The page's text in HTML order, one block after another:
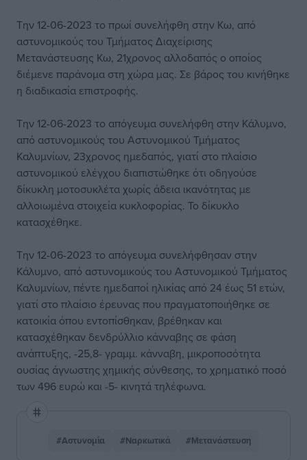
Την 12-06-2023 το πρωί συνελήφθη στην Κω, από
αστυνομικούς του Τμήματος Διαχείρισης
Μετανάστευσης Κω, 21χρονος αλλοδαπός ο οποίος
διέμενε παράνομα στη χώρα μας. Σε βάρος του κινήθηκε
η διαδικασία επιστροφής.
Την 12-06-2023 το απόγευμα συνελήφθη στην Κάλυμνο,
από αστυνομικούς του Αστυνομικού Τμήματος
Καλυμνίων, 23χρονος ημεδαπός, γιατί στο πλαίσιο
αστυνομικού ελέγχου διαπιστώθηκε ότι οδηγούσε
δίκυκλη μοτοσυκλέτα χωρίς άδεια ικανότητας με
αλλοιωμένα στοιχεία κυκλοφορίας. Το δίκυκλο
κατασχέθηκε.
Την 12-06-2023 το απόγευμα συνελήφθησαν στην
Κάλυμνο, από αστυνομικούς του Αστυνομικού Τμήματος
Καλυμνίων, πέντε ημεδαποί ηλικίας από 24 έως 51 ετών,
γιατί στο πλαίσιο έρευνας που πραγματοποιήθηκε σε
κατοικία όπου εντοπίσθηκαν, βρέθηκαν και
κατασχέθηκαν δενδρύλλιο κάνναβης σε φάση
ανάπτυξης, -25,8- γραμμ. κάνναβη, μικροποσότητα
ουσίας άγνωστης χημικής σύνθεσης, το χρηματικό ποσό
των 496 ευρώ και -5- κινητά τηλέφωνα.
#Αστυνομία #Ναρκωτικά #Μετανάστευση